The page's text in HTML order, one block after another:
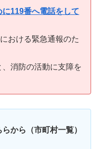
119番へ電話をして
おける緊急通報のた
消防の活動に支障を
から（市町村一覧）